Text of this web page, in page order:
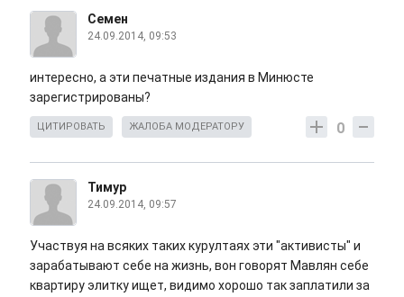
Семен
24.09.2014, 09:53
интересно, а эти печатные издания в Минюсте
зарегистрированы?
0
ЦИТИРОВАТЬ ЖАЛОБА МОДЕРАТОРУ
Тимур
24.09.2014, 09:57
Участвуя на всяких таких курултаях эти "активисты" и
зарабатывают себе на жизнь, вон говорят Мавлян себе
квартиру элитку ищет, видимо хорошо так заплатили за